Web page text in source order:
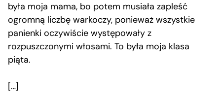
była moja mama, bo potem musiała zapleść
ogromną liczbę warkoczy, ponieważ wszystkie
panienki oczywiście występowały z
rozpuszczonymi włosami. To była moja klasa
piąta.
[…]